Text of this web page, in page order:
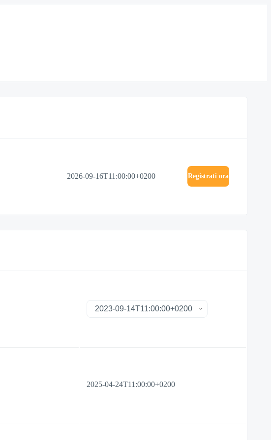
2026-09-16T11:00:00+0200 Registrati ora
2025-04-24T11:00:00+0200